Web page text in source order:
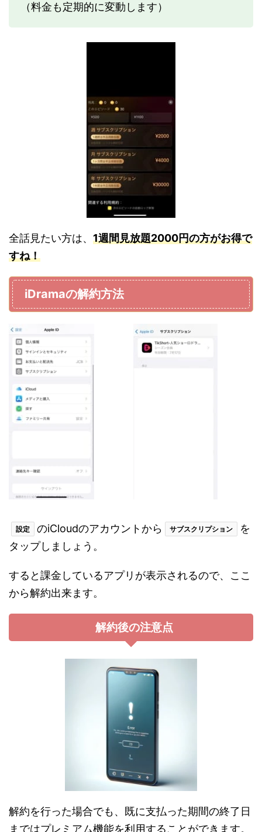
（料金も定期的に変動します）
全話見たい方は、 1週間見放題2000円の方がお得で
すね！
iDramaの解約方法
設定 のiCloudのアカウントから サブスクリプション
を
タップしましょう。
すると課金しているアプリが表示されるので、ここ
から解約出来ます。
解約後の注意点
解約を行った場合でも、既に支払った期間の終了日
まではプレミアム機能を利用することができます。